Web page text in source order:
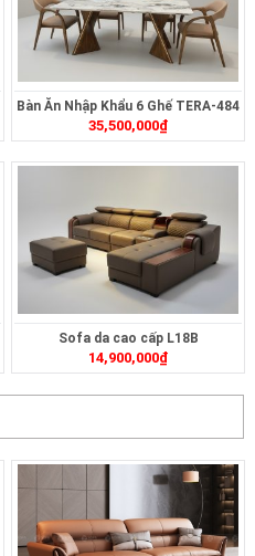
Bàn Ăn Nhập Khẩu 6 Ghế TERA-484
35,500,000₫
Sofa da cao cấp L18B
14,900,000₫